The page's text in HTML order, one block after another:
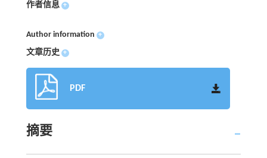
作者信息 +
Author information +
文章历史 +
PDF
摘要